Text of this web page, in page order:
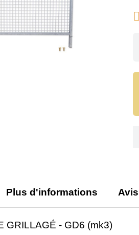

Plus d'informations Avis
GRILLAGÉ - GD6 (mk3)